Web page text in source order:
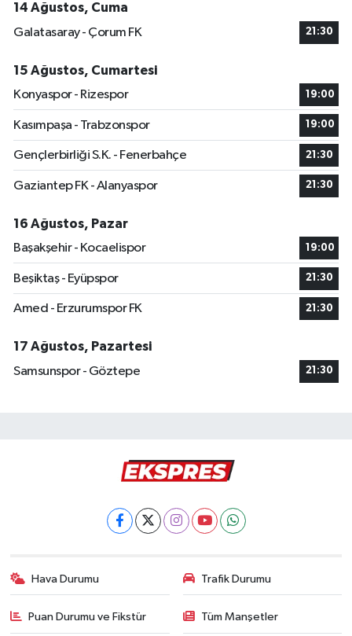
14 Ağustos, Cuma
Galatasaray - Çorum FK
21:30
15 Ağustos, Cumartesi
Konyaspor - Rizespor
19:00
Kasımpaşa - Trabzonspor 19:00
Gençlerbirliği S.K. - Fenerbahçe 21:30
Gaziantep FK - Alanyaspor 21:30
16 Ağustos, Pazar
Başakşehir - Kocaelispor
19:00
Beşiktaş - Eyüpspor 21:30
Amed - Erzurumspor FK 21:30
17 Ağustos, Pazartesi
Samsunspor - Göztepe
21:30
Hava Durumu Trafik Durumu
Puan Durumu ve Fikstür Tüm Manşetler